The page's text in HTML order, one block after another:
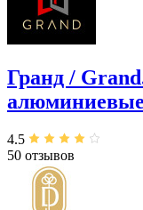
Гранд /
4.5
50 отзывов